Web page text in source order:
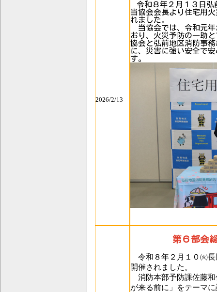
2026/2/13
令和８年２月１３日
当協会会長より住宅用
れました。
当協会では、令和元年
おり、火災予防の一助
協会と弘前地区消防事
に、災害に強い安全で
す。
第６部会
令和８年２月１０㈫長
開催されました。
消防本部予防課佐藤和
が来る前に」をテーマ